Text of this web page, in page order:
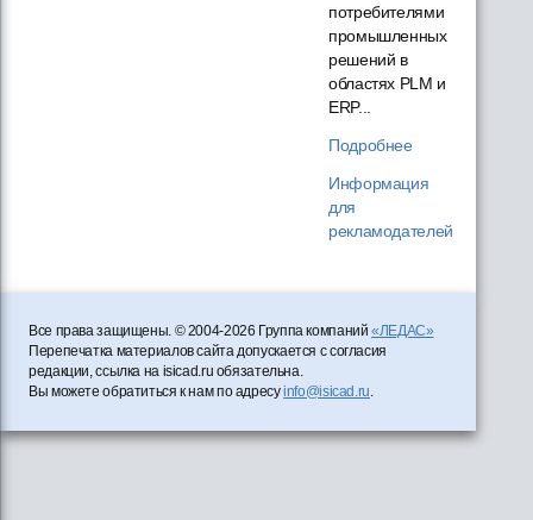
потребителями
промышленных
решений в
областях PLM и
ERP...
Подробнее
Информация
для
рекламодателей
Все права защищены. © 2004-2026 Группа компаний«ЛЕДАС»
Перепечатка материалов сайта допускается с согласия
редакции, ссылка на isicad.ru обязательна.
Вы можете обратиться к нам по адресуinfo@isicad.ru.